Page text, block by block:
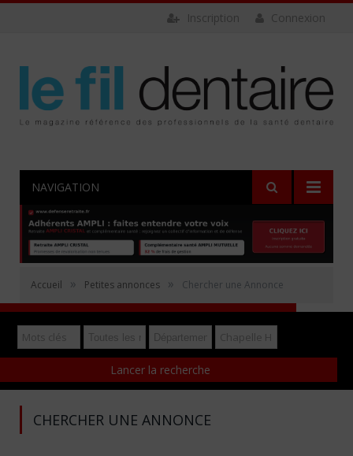
Connexion
Inscription
NAVIGATION
Accueil » Petites annonces » Chercher une Annonce
Rechercher
Déposer gratuitement une annonce
CHERCHER UNE ANNONCE